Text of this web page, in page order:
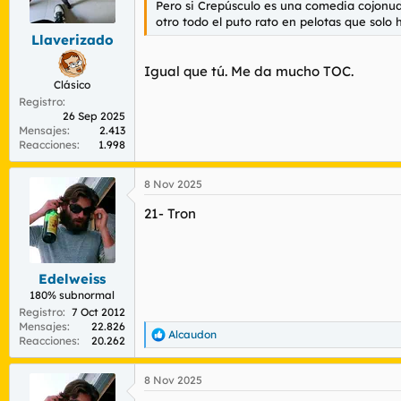
d
m
i
c
Llaverizado
Clásico
Registro
26 Sep 2025
Mensajes
2.413
Reacciones
1.998
Pero si Crepúsculo es una comedia
otro todo el puto rato en pelotas que solo
Igual que tú. Me da mucho TOC.
Edelweiss
180% subnormal
Registro
7 Oct 2012
Mensajes
22.826
Reacciones
20.262
8 Nov 2025
21- Tron
R
e
a
c
Alcaudon
8 Nov 2025